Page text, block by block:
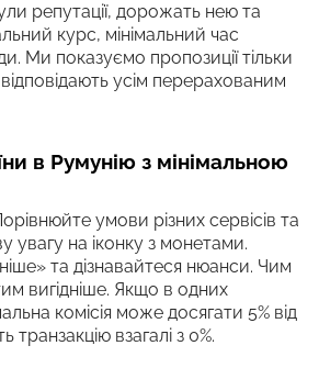
репутації, дорожать нею та
курс, мінімальний час
Ми показуємо пропозиції тільки
усім перерахованим
в Румунію з мінімальною
умови різних сервісів та
увагу на іконку з монетами.
та дізнавайтеся нюанси. Чим
вигідніше. Якщо в одних
комісія може досягати 5% від
транзакцію взагалі з 0%.